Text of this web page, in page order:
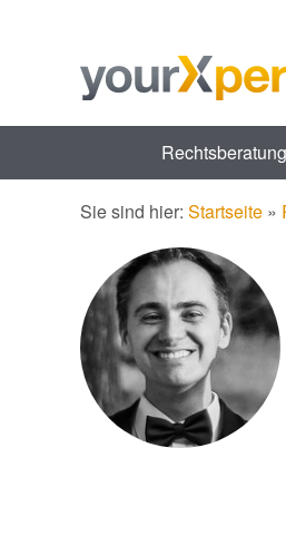
Rechtsberatung
Sie sind hier: Startseite »